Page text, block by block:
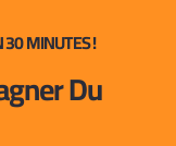
30 MINUTES !
Du